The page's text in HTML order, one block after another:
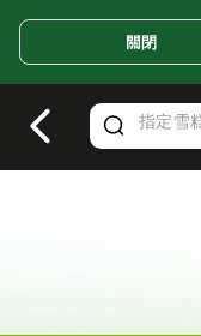
Valid Until
關閉